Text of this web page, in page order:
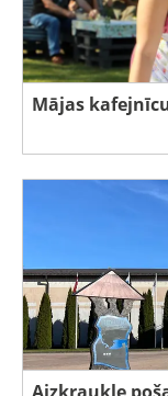
Mājas